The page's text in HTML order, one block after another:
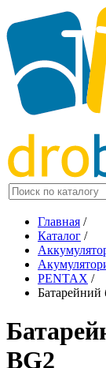
Главная /
Каталог /
PENTAX /
BG2